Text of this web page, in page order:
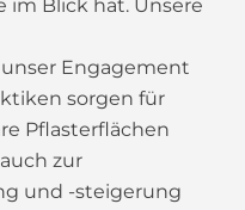
Blick hat. Unsere
Engagement
sorgen für
Pflasterflächen
zur
und -steigerung